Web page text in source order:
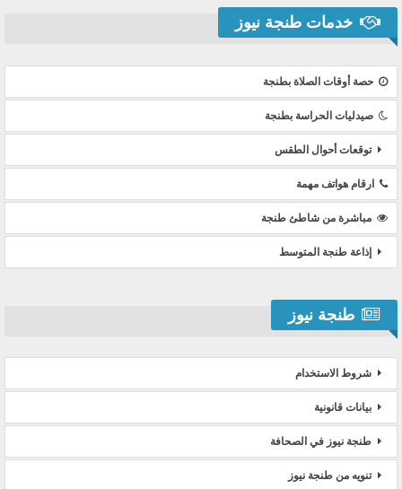
خدمات طنجة نيوز
حصة أوقات الصلاة بطنجة
صيدليات الحراسة بطنجة
توقعات أحوال الطقس
ارقام هواتف مهمة
مباشرة من شاطئ طنجة
إذاعة طنجة المتوسط
طنجة نيوز
شروط الاستخدام
بيانات قانونية
طنجة نيوز في الصحافة
تنويه من طنجة نيوز